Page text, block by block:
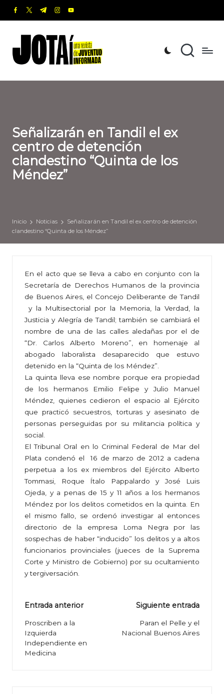
Saltar
contenido
facebook.com
twitter.com
t.me instagram.com
youtube.com
o
t
revista
de
Informada
Señalizarán en Tandil el ex
centro de detención
clandestino “Quinta de los
Méndez”
Inicio Noticias
Señalizarán en Tandil el ex centro de detención
clandestino “Quinta de los Méndez”
En el acto que se lleva a cabo en conjunto con la
Secretaría de Derechos Humanos de la provincia
de Buenos Aires, el Concejo Deliberante de Tandil
y la Multisectorial por la Memoria, la Verdad, la
Justicia y Alegría de Tandil; también se cambiará el
nombre de una de las calles aledañas por el de
“Dr. Carlos Alberto Moreno”, en homenaje al
abogado laboralista desaparecido que estuvo
detenido en la “Quinta de los Méndez”.
La quinta lleva ese nombre porque era propiedad
de los hermanos Emilio Felipe y Julio Manuel
Méndez, quienes cedieron el espacio al Ejército
que practicó secuestros, torturas y asesinato de
personas perseguidas por su militancia política y
social.
El Tribunal Oral en lo Criminal Federal de Mar del
Plata condenó el 16 de marzo de 2012 a cadena
perpetua a los ex miembros del Ejército Alberto
Tommasi, Roque Ítalo Pappalardo y José Luis
Ojeda, y a penas de 15 y 11 años a los hermanos
Méndez por los delitos cometidos en la quinta. En
el mismo fallo, se ordenó investigar al entonces
directorio de la empresa Loma Negra por las
sospechas de haber “inducido” los delitos y a altos
funcionarios provinciales (jueces de la Suprema
Corte y Ministro de Gobierno) por su ocultamiento
y tergiversación.
Navegación
de
entradas
Entrada anterior
Proscriben a la
Izquierda
Independiente en
Medicina
Siguiente entrada
Paran el Pelle y el
Nacional Buenos Aires